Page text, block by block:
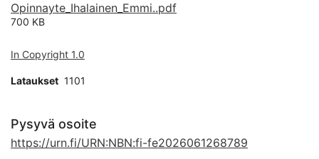
Opinnayte_Ihalainen_Emmi..pdf
700 KB
In Copyright 1.0
Lataukset 1101
Pysyvä osoite
https://urn.fi/URN:NBN:fi-fe2026061268789